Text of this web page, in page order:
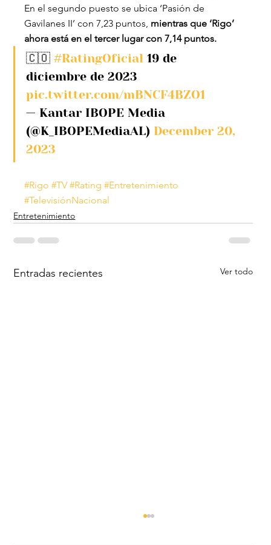
En el segundo puesto se ubica ‘Pasión de
Gavilanes II’ con 7,23 puntos, mientras que ‘Rigo’
ahora está en el tercer lugar con 7,14 puntos.
🇨🇴 #RatingOficial 19 de
diciembre de 2023
pic.twitter.com/mBNCF4BZO1
— Kantar IBOPE Media
(@K_IBOPEMediaAL) December 20,
2023
#Rigo #TV #Rating #Entretenimiento
#TelevisiónNacional
Entretenimiento
Entradas recientes Ver todo